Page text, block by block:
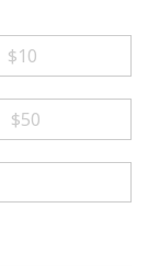
⁦$10⁩
⁦$50⁩